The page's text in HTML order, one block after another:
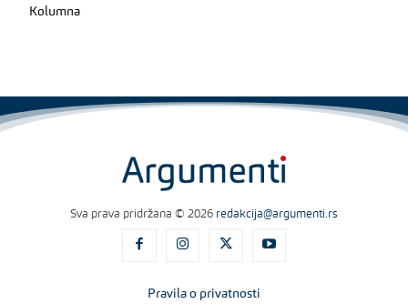
Kolumna
Sva prava pridržana © 2026 redakcija@argumenti.rs
Pravila o privatnosti